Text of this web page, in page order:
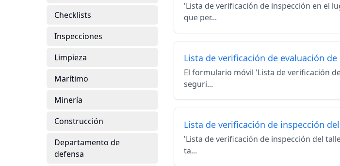
Checklists
Inspecciones
Limpieza
Marítimo
Minería
Construcción
Departamento de
defensa
'Lista de verificación de inspección en el
que per...
Lista de verificación de evaluación
El formulario móvil 'Lista de verificación
seguri...
Lista de verificación de inspección
'Lista de verificación de inspección del
ta...